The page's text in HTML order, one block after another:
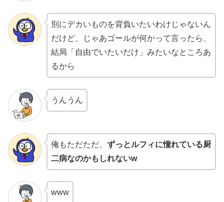
別にデカいものを背負いたいわけじゃないん
だけど、じゃあゴールが何かって言ったら、
結局「自由でいたいだけ」みたいなところあ
るから
うんうん
俺もただただ、 ずっとルフィに憧れている厨
二病なのかもしれないw
www